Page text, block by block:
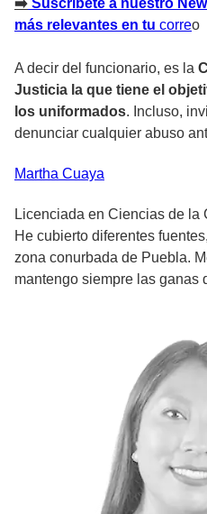
más relevantes en tu correo
A decir del funcionario, es la
Justicia la que tiene el
los uniformados. Incluso,
denunciar cualquier abuso
Martha Cuaya
Licenciada en Ciencias de la
He cubierto diferentes
zona conurbada de Puebla.
mantengo siempre las ganas